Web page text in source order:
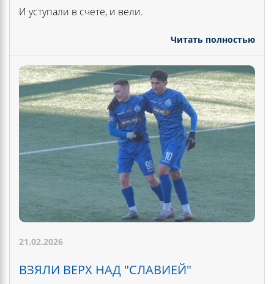
И уступали в счете, и вели.
Читать полностью
21.02.2026
ВЗЯЛИ ВЕРХ НАД "СЛАВИЕЙ"